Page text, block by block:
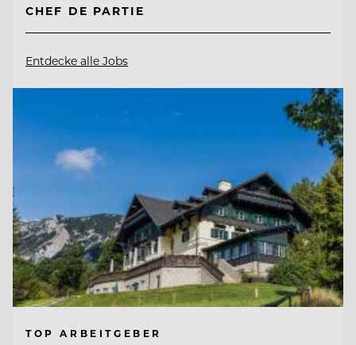
CHEF DE PARTIE
Entdecke alle Jobs
TOP ARBEITGEBER